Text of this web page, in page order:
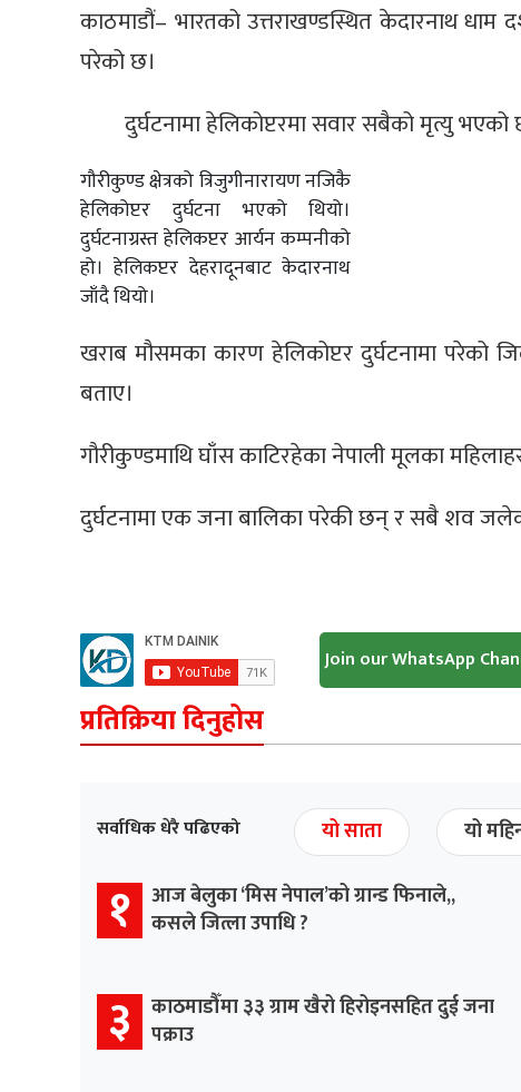
काठमाडौं– भारतको उत्तराखण्डस्थित केदारनाथ धाम
परेको छ।
दुर्घटनामा हेलिकोप्टरमा सवार सबैको मृत्यु भएको
गौरीकुण्ड क्षेत्रको त्रिजुगीनारायण नजिकै
हेलिकोप्टर दुर्घटना भएको थियो।
दुर्घटनाग्रस्त हेलिकप्टर आर्यन कम्पनीको
हो। हेलिकप्टर देहरादूनबाट केदारनाथ
जाँदै थियो।
खराब मौसमका कारण हेलिकोप्टर दुर्घटनामा परेको
बताए।
गौरीकुण्डमाथि घाँस काटिरहेका नेपाली मूलका
दुर्घटनामा एक जना बालिका परेकी छन् र सबै शव
Join our WhatsApp
प्रतिक्रिया दिनुहोस
सर्वाधिक धेरै पढिएको यो साता यो
१ आज बेलुका ‘मिस नेपाल’को ग्रान्ड फिनाले,,
कसले जित्ला उपाधि ?
३ काठमाडौँमा ३३ ग्राम खैरो हिरोइनसहित दुई जना
पक्राउ